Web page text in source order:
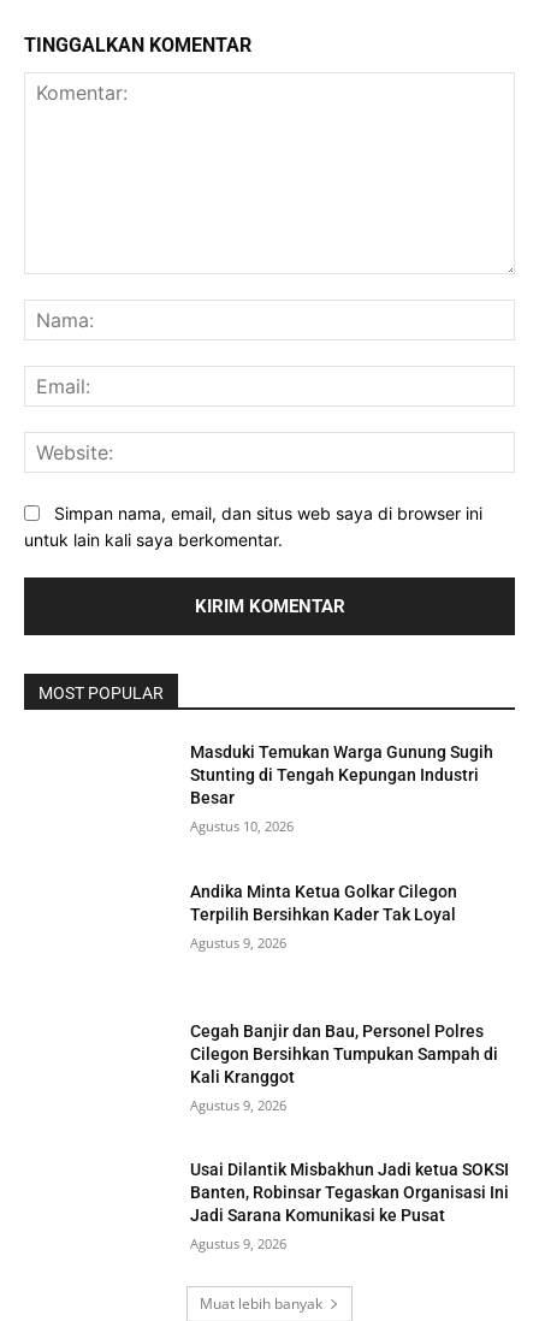
TINGGALKAN KOMENTAR
Simpan nama, email, dan situs web saya di browser ini
untuk lain kali saya berkomentar.
MOST POPULAR
Masduki Temukan Warga Gunung Sugih
Stunting di Tengah Kepungan Industri
Besar
Agustus 10, 2026
Andika Minta Ketua Golkar Cilegon
Terpilih Bersihkan Kader Tak Loyal
Agustus 9, 2026
Cegah Banjir dan Bau, Personel Polres
Cilegon Bersihkan Tumpukan Sampah di
Kali Kranggot
Agustus 9, 2026
Usai Dilantik Misbakhun Jadi ketua SOKSI
Banten, Robinsar Tegaskan Organisasi Ini
Jadi Sarana Komunikasi ke Pusat
Agustus 9, 2026
Muat lebih banyak